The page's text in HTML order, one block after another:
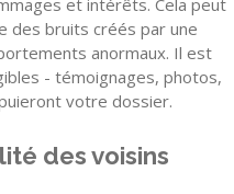
et intérêts. Cela peut
des bruits créés par une
anormaux. Il est
- témoignages, photos,
votre dossier.
des voisins